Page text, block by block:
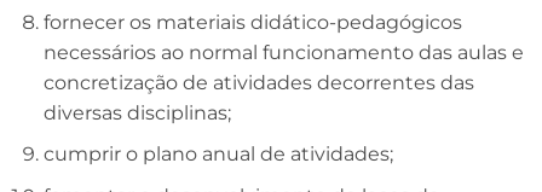
fornecer os materiais didático-pedagógicos
necessários ao normal funcionamento das aulas e
concretização de atividades decorrentes das
diversas disciplinas;
cumprir o plano anual de atividades;